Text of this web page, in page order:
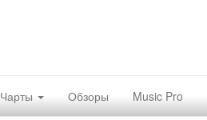
Чарты Обзоры Music Pro